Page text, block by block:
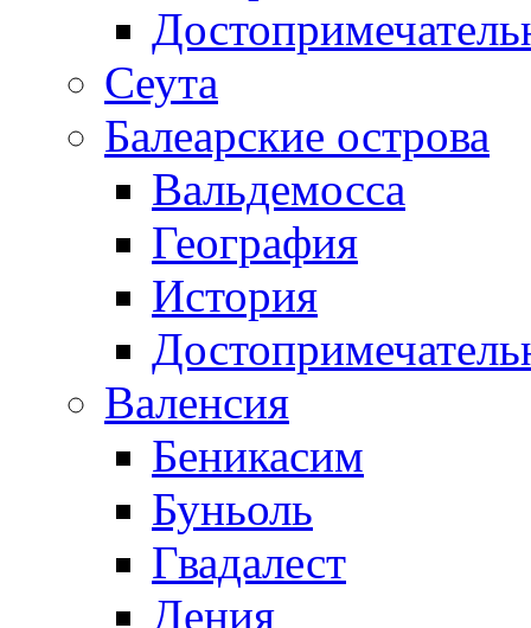
Сеута
Балеарские острова
Вальдемосса
География
История
Валенсия
Беникасим
Буньоль
Гвадалест
Дения